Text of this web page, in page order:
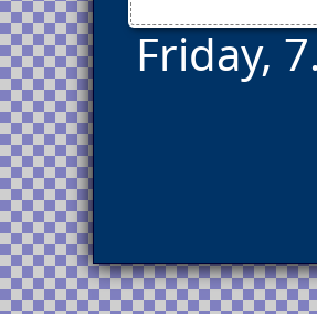
Friday,